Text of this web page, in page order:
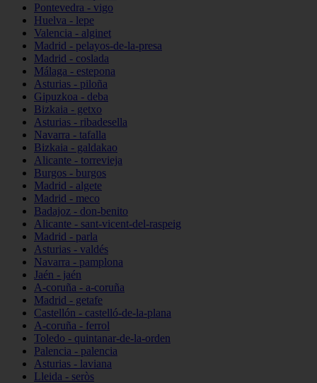
Pontevedra - vigo
Huelva - lepe
Valencia - alginet
Madrid - pelayos-de-la-presa
Madrid - coslada
Málaga - estepona
Asturias - piloña
Gipuzkoa - deba
Bizkaia - getxo
Asturias - ribadesella
Navarra - tafalla
Bizkaia - galdakao
Alicante - torrevieja
Burgos - burgos
Madrid - algete
Madrid - meco
Badajoz - don-benito
Alicante - sant-vicent-del-raspeig
Madrid - parla
Asturias - valdés
Navarra - pamplona
Jaén - jaén
A-coruña - a-coruña
Madrid - getafe
Castellón - castelló-de-la-plana
A-coruña - ferrol
Toledo - quintanar-de-la-orden
Palencia - palencia
Asturias - laviana
Lleida - seròs